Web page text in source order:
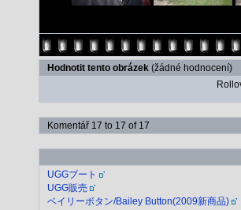
Hodnotit tento obrázek (žádné hodnocení)
Komentář 17 to 17 of 17
UGGブート
UGG販売
ベイリーボタン/Bailey Button(2009新商品)